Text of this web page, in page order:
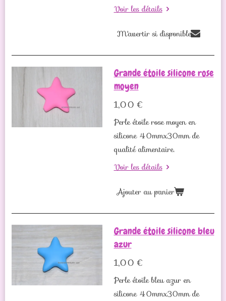
Voir les détails
M'avertir si disponible
Grande étoile silicone rose
moyen
1,00 €
Perle étoile rose moyen en
silicone 40mmx30mm de
qualité alimentaire.
Voir les détails
Ajouter au panier
Grande étoile silicone bleu
azur
1,00 €
Perle étoile bleu azur en
silicone 40mmx30mm de